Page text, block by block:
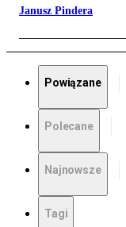
Janusz Pindera
Powiązane
Polecane
Najnowsze
Tagi